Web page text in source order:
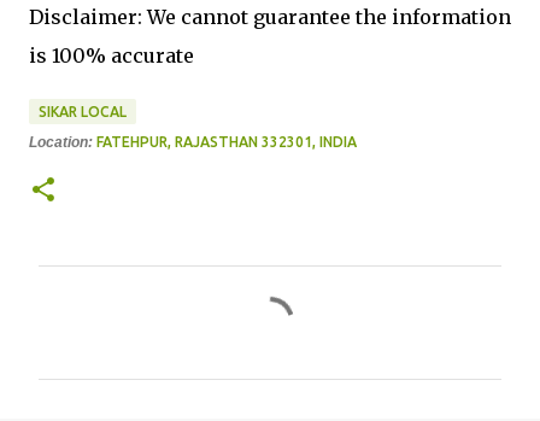
Disclaimer: We cannot guarantee the information
is 100% accurate
SIKAR LOCAL
Location: FATEHPUR, RAJASTHAN 332301, INDIA